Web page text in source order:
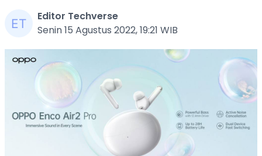
Editor Techverse
Senin 15 Agustus 2022, 19:21 WIB